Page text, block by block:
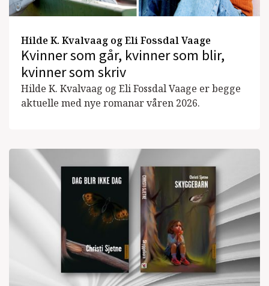
Hilde K. Kvalvaag og Eli Fossdal Vaage
Kvinner som går, kvinner som blir,
kvinner som skriv
Hilde K. Kvalvaag og Eli Fossdal Vaage er begge
aktuelle med nye romanar våren 2026.